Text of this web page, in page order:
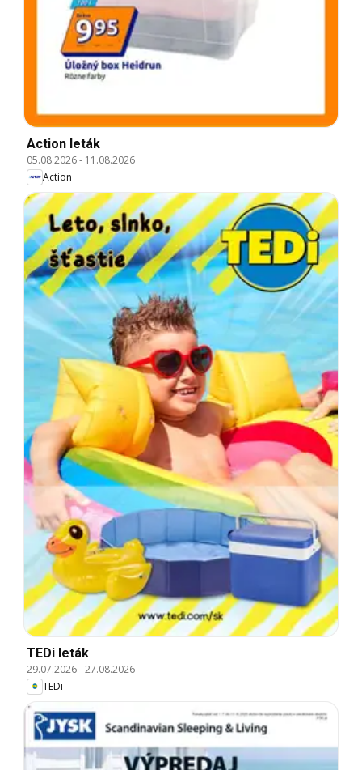
Action leták
05.08.2026- 11.08.2026
Action
TEDi leták
29.07.2026-27.08.2026
TEDi